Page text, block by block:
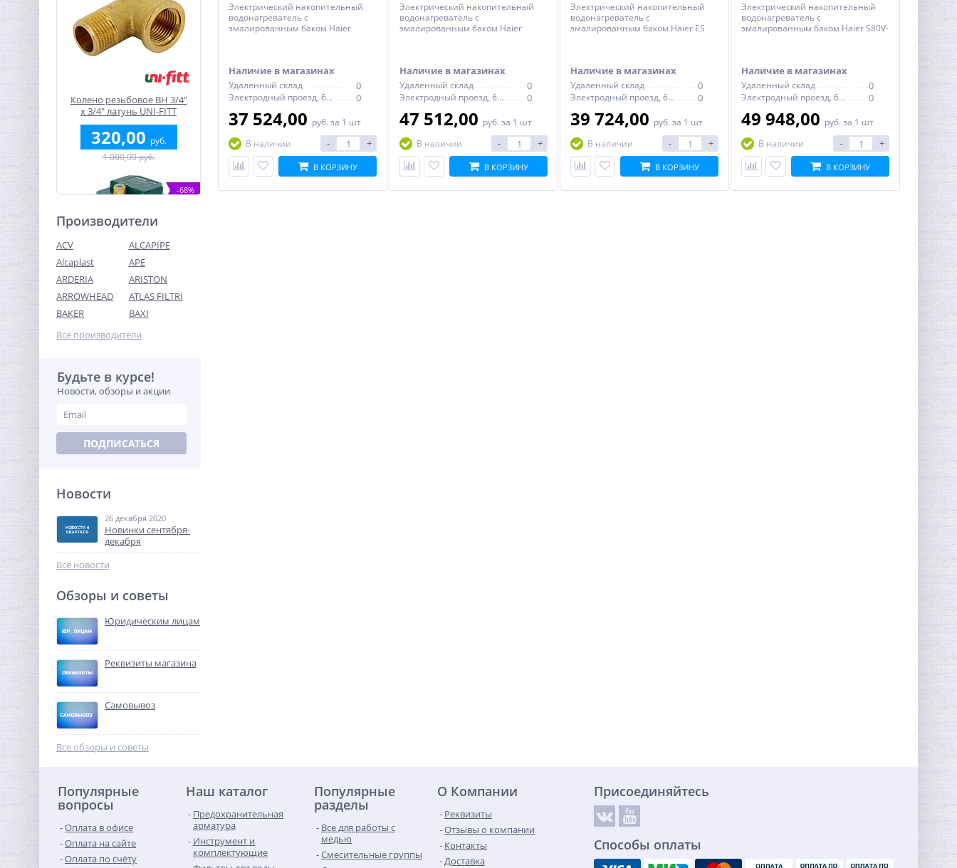
Колено резьбовое ВН 3/4"
x 3/4" латунь UNI-FITT
320,00 руб.
1 000,00 руб.
-68%
Кран шаровый с
электроприводом
BugattiPro 12В 1"
11 657,60
Система контроля
протечек Neptun ССТ
Smart+Tuya 3/4"
43 553,60
Ниппель резьбовой 3/8" x
3/8" (НР) никель UNI-FITT
301,00 руб.
-68%
Производители
ACV
ALCAPIPE
Alcaplast
APE
ARDERIA
ARISTON
ARROWHEAD
ATLAS FILTRI
BAKER
BAXI
Все производители
Будьте в курсе!
Новости, обзоры и акции
ПОДПИСАТЬСЯ
Новости
26 декабря 2020
Новинки сентября-
декабря
Все новости
Обзоры и советы
Юридическим лицам
Реквизиты магазина
Самовывоз
Все обзоры и советы
Электрический накопительный
водонагреватель с
эмалированным баком Haier
Наличие в магазинах
Удаленный склад 0
Электродный проезд, 6с1 0
37 524,00 руб. за 1 шт
В наличии
- +
В КОРЗИНУ
Электрический накопительный
водонагреватель с
эмалированным баком Haier
Наличие в магазинах
Удаленный склад 0
Электродный проезд, 6с1 0
47 512,00 руб. за 1 шт
В наличии
- +
В КОРЗИНУ
Электрический накопительный
водонагреватель с
эмалированным баком Haier ES
Наличие в магазинах
Удаленный склад 0
Электродный проезд, 6с1 0
39 724,00 руб. за 1 шт
В наличии
- +
В КОРЗИНУ
Электрический накопительный
водонагреватель с
эмалированным баком Haier S80V-
Наличие в магазинах
Удаленный склад 0
Электродный проезд, 6с1 0
49 948,00 руб. за 1 шт
В наличии
- +
В КОРЗИНУ
Популярные
вопросы
Оплата в офисе
Оплата на сайте
Оплата по счёту
Наш каталог
Предохранительная
арматура
Инструмент и
комплектующие
Популярные
разделы
Все для работы с
медью
Смесительные группы
О Компании
Реквизиты
Отзывы о компании
Контакты
Доставка
Присоединяйтесь
Способы оплаты